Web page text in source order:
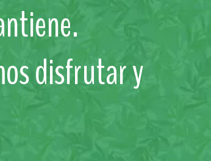
disfrutar y